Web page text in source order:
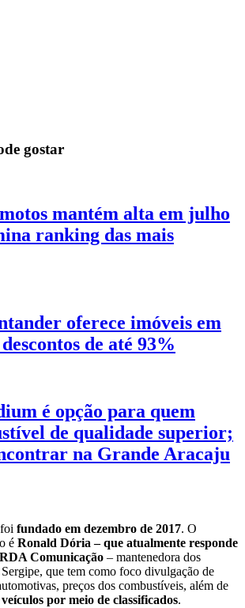
gostar
mantém alta em julho
ranking das mais
oferece imóveis em
de até 93%
é opção para quem
de qualidade superior;
na Grande Aracaju
fundado em dezembro de 2017. O
é Ronald Dória – que atualmente responde
Comunicação – mantenedora dos
que tem como foco divulgação de
preços dos combustíveis, além de
por meio de classificados.